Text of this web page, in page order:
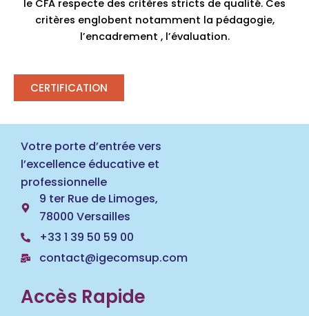
le CFA respecte des critères stricts de qualité. Ces
critères englobent notamment la pédagogie,
l’encadrement , l’évaluation.
CERTIFICATION
Votre porte d’entrée vers
l’excellence éducative et
professionnelle
9 ter Rue de Limoges,
78000 Versailles
+33 1 39 50 59 00
contact@igecomsup.com
Accès Rapide